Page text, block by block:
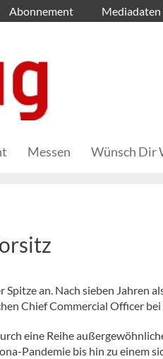
Abonnement Mediadaten
Messen Wünsch Dir
an. Nach sieben Jahren
Chief Commercial Officer
eine Reihe
Pandemie bis hin zu einem